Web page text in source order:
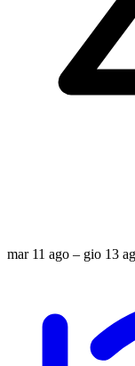
mar 11 ago – gio 13